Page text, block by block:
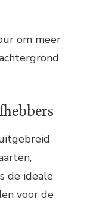
om meer
de ideale
voor de